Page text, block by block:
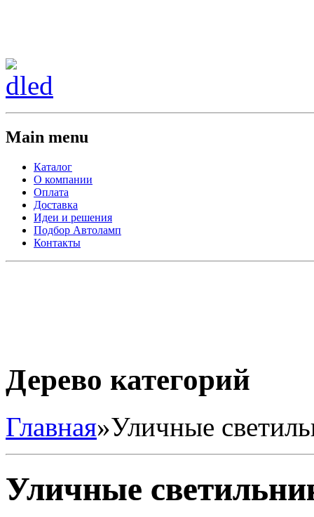
Main menu
Каталог
О компании
Оплата
Доставка
Идеи и решения
Подбор Автоламп
Контакты
Дерево категорий
Главная»Уличные
Уличные